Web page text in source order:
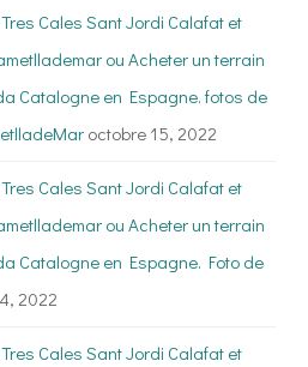
Cales Sant Jordi Calafat et
ou Acheter un terrain
Catalogne en Espagne. fotos de
octobre 15, 2022
Cales Sant Jordi Calafat et
ou Acheter un terrain
Catalogne en Espagne. Foto de
2022
Cales Sant Jordi Calafat et